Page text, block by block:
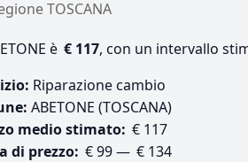
TOSCANA
è € 117, con un intervallo
Riparazione cambio
ABETONE (TOSCANA)
medio stimato: € 117
di prezzo: € 99 — € 134